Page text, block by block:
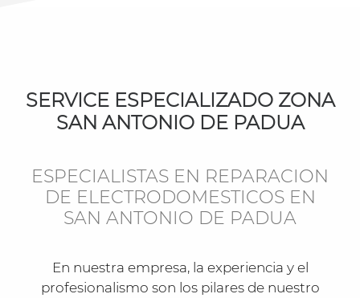
SERVICE ESPECIALIZADO ZONA
SAN ANTONIO DE PADUA
ESPECIALISTAS EN REPARACION
DE ELECTRODOMESTICOS EN
SAN ANTONIO DE PADUA
En nuestra empresa, la experiencia y el
profesionalismo son los pilares de nuestro